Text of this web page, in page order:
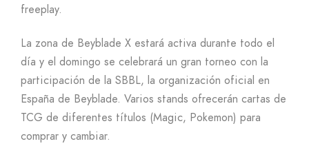
freeplay.
La zona de Beyblade X estará activa durante todo el
día y el domingo se celebrará un gran torneo con la
participación de la SBBL, la organización oficial en
España de Beyblade. Varios stands ofrecerán cartas de
TCG de diferentes títulos (Magic, Pokemon) para
comprar y cambiar.